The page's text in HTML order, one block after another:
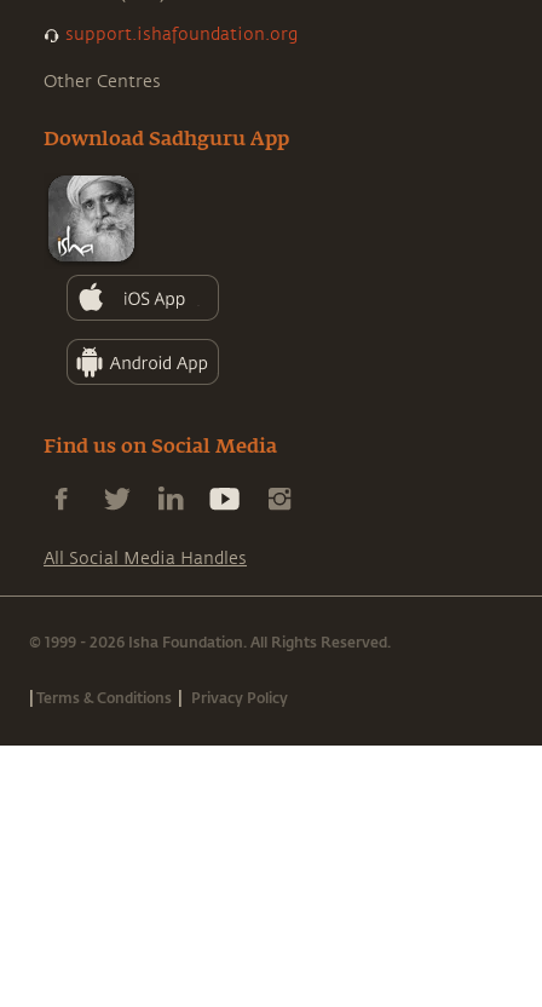
support.ishafoundation.org
Other Centres
Download Sadhguru App
Find us on Social Media
All Social Media Handles
© 1999 - 2026 Isha Foundation. All Rights Reserved.
|Terms & Conditions | Privacy Policy